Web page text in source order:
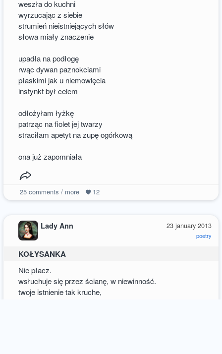
weszła do kuchni
wyrzucając z siebie
strumień nieistniejących słów
słowa miały znaczenie
upadła na podłogę
rwąc dywan paznokciami
płaskimi jak u niemowlęcia
instynkt był celem
odłożyłam łyżkę
patrząc na fiolet jej twarzy
straciłam apetyt na zupę ogórkową
ona już zapomniała
25comments / more 12
23 january 2013
poetry
Lady Ann
KOŁYSANKA
Nie płacz.
wsłuchuje się przez ścianę, w niewinność.
twoje istnienie tak kruche,